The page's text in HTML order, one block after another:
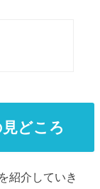
どころ
紹介していき